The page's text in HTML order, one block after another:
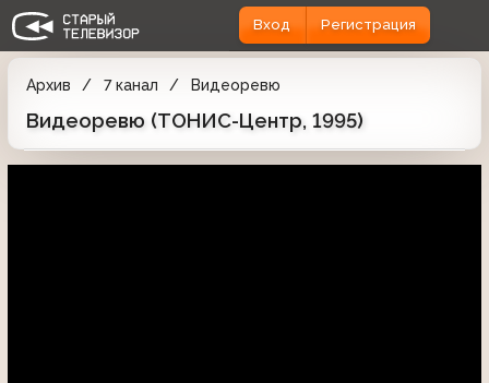
Вход Регистрация
Архив 7 канал Видеоревю
Видеоревю (ТОНИС-Центр, 1995)